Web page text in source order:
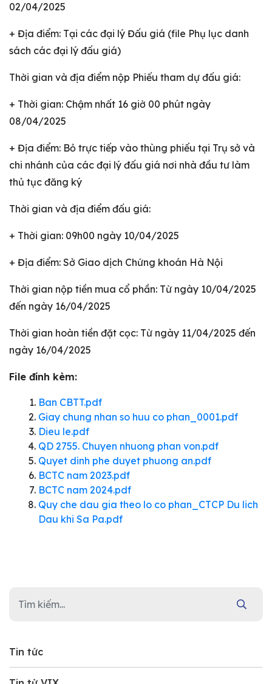
Tin tức
02/04/2025
+ Địa điểm: Tại các đại lý Đấu giá (file Phụ lục danh
sách các đại lý đấu giá)
Thời gian và địa điểm nộp Phiếu tham dự đấu giá:
+ Thời gian: Chậm nhất 16 giờ 00 phút ngày
08/04/2025
+ Địa điểm: Bỏ trực tiếp vào thùng phiếu tại Trụ sở và
chi nhánh của các đại lý đấu giá nơi nhà đầu tư làm
thủ tục đăng ký
Thời gian và địa điểm đấu giá:
+ Thời gian: 09h00 ngày 10/04/2025
+ Địa điểm: Sở Giao dịch Chứng khoán Hà Nội
Thời gian nộp tiền mua cổ phần: Từ ngày 10/04/2025
đến ngày 16/04/2025
Thời gian hoàn tiền đặt cọc: Từ ngày 11/04/2025 đến
ngày 16/04/2025
File đính kèm:
Ban CBTT.pdf
Giay chung nhan so huu co phan_0001.pdf
Dieu le.pdf
QD 2755. Chuyen nhuong phan von.pdf
Quyet dinh phe duyet phuong an.pdf
BCTC nam 2023.pdf
BCTC nam 2024.pdf
Quy che dau gia theo lo co phan_CTCP Du lich
Dau khi Sa Pa.pdf